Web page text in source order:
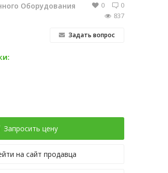
Оборудования 0
0
837
Задать вопрос
Запросить цену
на сайт продавца